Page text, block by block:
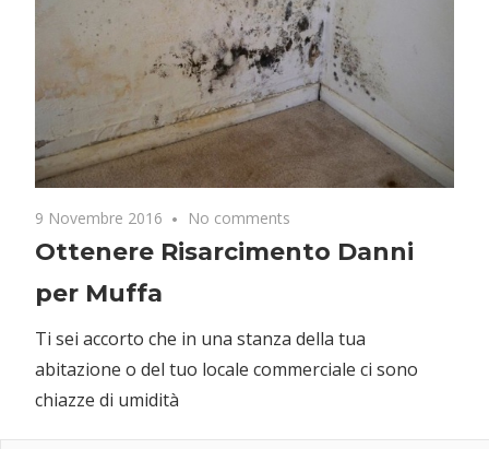
9 Novembre 2016 No comments
Ottenere Risarcimento Danni
per Muffa
Ti sei accorto che in una stanza della tua
abitazione o del tuo locale commerciale ci sono
chiazze di umidità